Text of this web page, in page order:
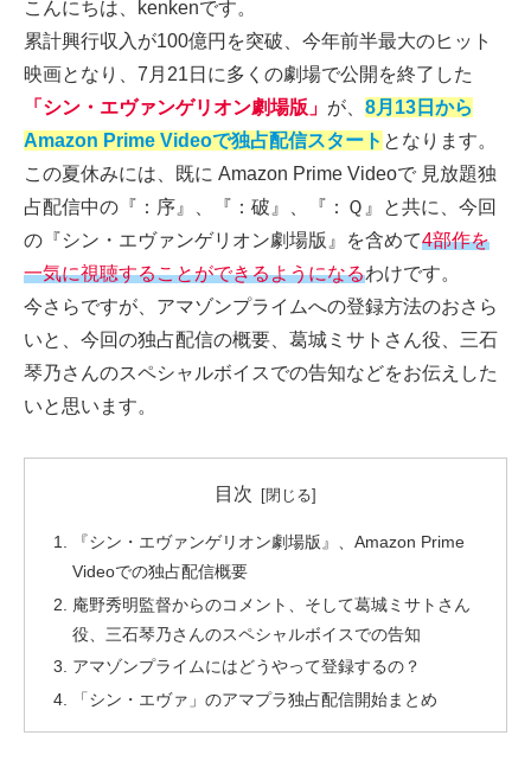
こんにちは、kenkenです。
累計興行収入が100億円を突破、今年前半最大のヒット
映画となり、7月21日に多くの劇場で公開を終了した
「シン・エヴァンゲリオン劇場版」 が、 8月13日から
Amazon Prime Videoで独占配信スタート となります。
この夏休みには、既に Amazon Prime Videoで 見放題独
占配信中の『：序』、『：破』、『：Ｑ』と共に、今回
の『シン・エヴァンゲリオン劇場版』を含めて4部作を
一気に視聴することができるようになるわけです。
今さらですが、アマゾンプライムへの登録方法のおさら
いと、今回の独占配信の概要、葛城ミサトさん役、三石
琴乃さんのスペシャルボイスでの告知などをお伝えした
いと思います。
目次
『シン・エヴァンゲリオン劇場版』、Amazon Prime
Videoでの独占配信概要
庵野秀明監督からのコメント、そして葛城ミサトさん
役、三石琴乃さんのスペシャルボイスでの告知
アマゾンプライムにはどうやって登録するの？
「シン・エヴァ」のアマプラ独占配信開始まとめ